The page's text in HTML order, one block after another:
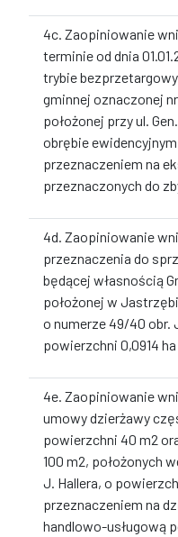
4c. Zaopiniowanie
terminie od dnia
trybie
gminnej oznaczonej
położonej przy ul.
obrębie
przeznaczeniem na
przeznaczonych do
4d. Zaopiniowanie
przeznaczenia do
będącej własnością
położonej w
o numerze 49/40 obr.
powierzchni 0,0914 ha
4e. Zaopiniowanie
umowy dzierżawy
powierzchni 40 m2
100 m2, położonych
J. Hallera, o
przeznaczeniem na
handlowo-usługową